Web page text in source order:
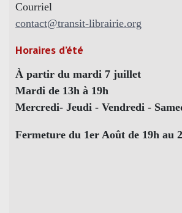
Courriel
contact@transit-librairie.org
Horaires d’été
À partir du mardi 7 juillet
Mardi de 13h à 19h
Mercredi- Jeudi - Vendredi -
Fermeture du 1er Août de 19h au